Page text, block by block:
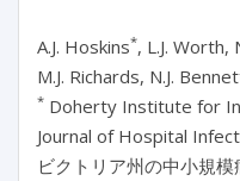
A.J. Hoskins*, L.J. Worth,
M.J. Richards, N.J.
* Doherty Institute for
Journal of Hospital
ビクトリア州の中小規模